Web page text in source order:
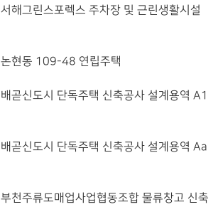
서해그린스포렉스 주차장 및 근린생활시설
논현동 109-48 연립주택
배곧신도시 단독주택 신축공사 설계용역 A1
배곧신도시 단독주택 신축공사 설계용역 Aa
부천주류도매업사업협동조합 물류창고 신축